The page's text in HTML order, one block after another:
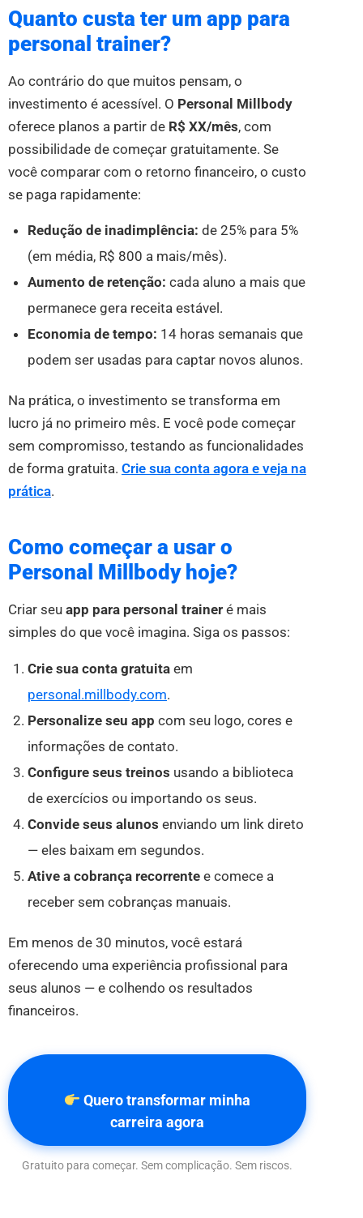
Quanto custa ter um app para
personal trainer?
Ao contrário do que muitos pensam, o
investimento é acessível. O Personal Millbody
oferece planos a partir de R$ XX/mês, com
possibilidade de começar gratuitamente. Se
você comparar com o retorno financeiro, o custo
se paga rapidamente:
Redução de inadimplência: de 25% para 5%
(em média, R$ 800 a mais/mês).
Aumento de retenção: cada aluno a mais que
permanece gera receita estável.
Economia de tempo: 14 horas semanais que
podem ser usadas para captar novos alunos.
Na prática, o investimento se transforma em
lucro já no primeiro mês. E você pode começar
sem compromisso, testando as funcionalidades
de forma gratuita. Crie sua conta agora e veja na
prática.
Como começar a usar o
Personal Millbody hoje?
Criar seu app para personal trainer é mais
simples do que você imagina. Siga os passos:
Crie sua conta gratuita em
personal.millbody.com.
Personalize seu app com seu logo, cores e
informações de contato.
Configure seus treinos usando a biblioteca
de exercícios ou importando os seus.
Convide seus alunos enviando um link direto
— eles baixam em segundos.
Ative a cobrança recorrente e comece a
receber sem cobranças manuais.
Em menos de 30 minutos, você estará
oferecendo uma experiência profissional para
seus alunos — e colhendo os resultados
financeiros.
Quero transformar minha
carreira agora
Gratuito para começar. Sem complicação. Sem riscos.